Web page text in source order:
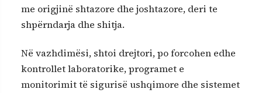
me origjinë shtazore dhe joshtazore, deri te
shpërndarja dhe shitja.
Në vazhdimësi, shtoi drejtori, po forcohen edhe
kontrollet laboratorike, programet e
monitorimit të sigurisë ushqimore dhe sistemet